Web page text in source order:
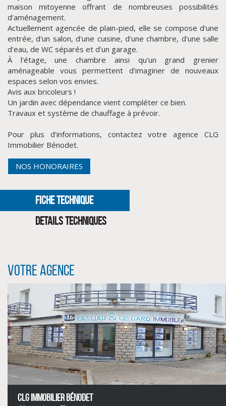
CLIQUER ICI POUR AGRANDIR
CLIQUER ICI POUR AGRANDIR
maison mitoyenne offrant de nombreuses possibilités
d'aménagement.
Actuellement agencée de plain-pied, elle se compose d'une
entrée, d'un salon, d'une cuisine, d'une chambre, d'une salle
d'eau, de WC séparés et d'un garage.
À l'étage, une chambre ainsi qu'un grand grenier
aménageable vous permettent d'imaginer de nouveaux
espaces selon vos envies.
Avis aux bricoleurs !
Un jardin avec dépendance vient compléter ce bien.
Travaux et système de chauffage à prévoir.
Pour plus d'informations, contactez votre agence CLG
Immobilier Bénodet.
NOS HONORAIRES
FICHE TECHNIQUE
DETAILS TECHNIQUES
Votre agence
CLG IMMOBILIER BÉNODET